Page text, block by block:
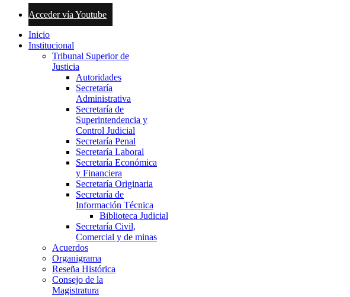
Acceder vía Youtube
Inicio
Institucional
Tribunal Superior de
Justicia
Autoridades
Secretaría
Administrativa
Secretaría de
Superintendencia y
Control Judicial
Secretaría Penal
Secretaría Laboral
Secretaría Económica
y Financiera
Secretaría Originaria
Secretaría de
Información Técnica
Biblioteca Judicial
Secretaría Civil,
Comercial y de minas
Acuerdos
Organigrama
Reseña Histórica
Consejo de la
Magistratura